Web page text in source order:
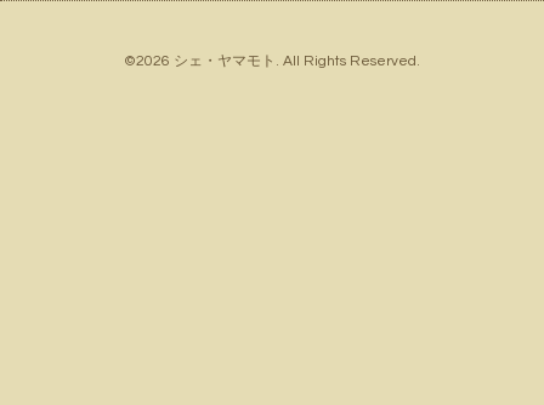
©2026 シェ・ヤマモト . All Rights Reserved.